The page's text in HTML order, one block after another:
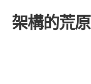
跳
至
跳
至
架構的荒原